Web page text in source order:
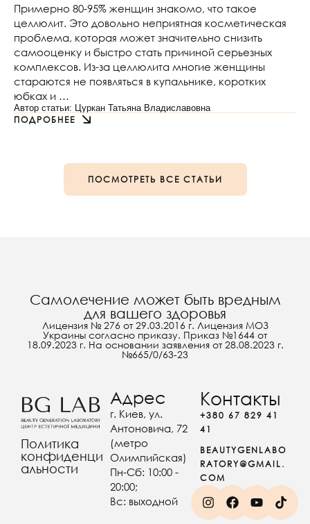
Примерно 80-95% женщин знакомо, что такое
целлюлит. Это довольно неприятная косметическая
проблема, которая может значительно снизить
самооценку и быстро стать причиной серьезных
комплексов. Из-за целлюлита многие женщины
стараются не появляться в купальнике, коротких
юбках и …
Автор статьи: Цуркан Татьяна Владиславовна
ПОДРОБНЕЕ
ПОСМОТРЕТЬ ВСЕ СТАТЬИ
Самолечение может быть вредным
для вашего здоровья
Лицензия № 276 от 29.03.2016 г. Лицензия МОЗ
Украины согласно приказу. Приказ №1644 от
18.09.2023 г. На основании заявления от 28.08.2023 г.
№665/0/63-23
Политика
конфиденци
альности
Адрес
г. Киев, ул.
Антоновича, 72
(метро
Олимпийская)
Пн-Сб: 10:00 -
20:00;
Вс: выходной
Контакты
+380 67 829 41
41
BEAUTYGENLABO
RATORY@GMAIL.
COM